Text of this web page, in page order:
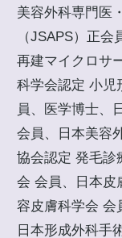
美容外科専門医
（JSAPS）正
再建マイクロサ
科学会認定 小児
員、医学博士、
会員、日本美容
協会認定 発毛診
会 会員、日本皮
容皮膚科学会 会
日本形成外科手